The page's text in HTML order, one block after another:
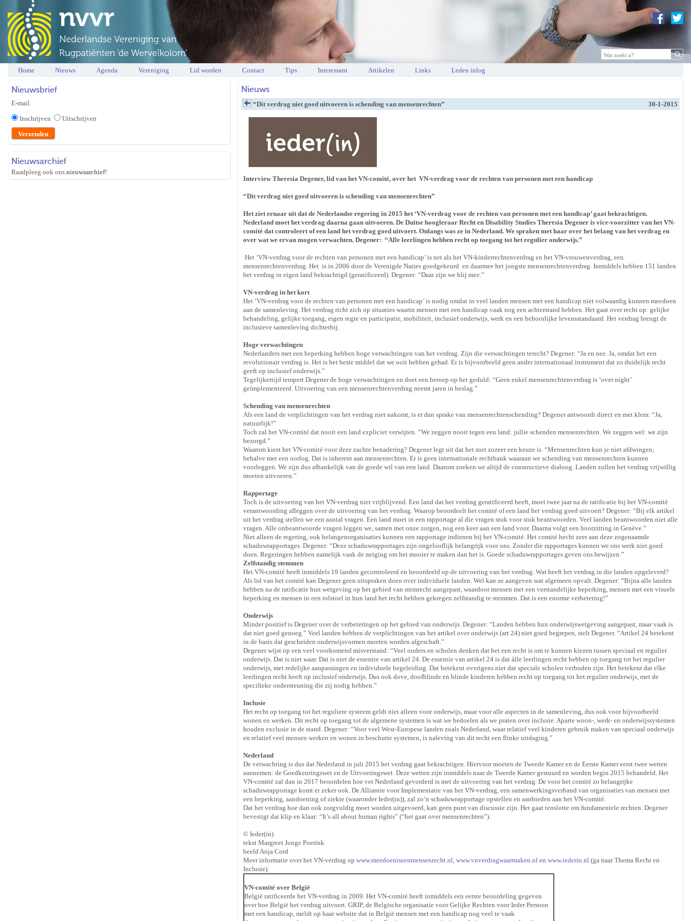
Home Nieuws Agenda Vereniging Lid worden Contact Tips Interessant Artikelen Links Leden inlog
Nieuws
“Dit verdrag niet goed uitvoeren is schending van mensenrechten” 30-1-2015
Interview Theresia Degener, lid van het VN-comité, over het VN-verdrag voor de rechten van personen met een handicap
“Dit verdrag niet goed uitvoeren is schending van mensenrechten”
Het ziet ernaar uit dat de Nederlandse regering in 2015 het ‘VN-verdrag voor de rechten van personen met een handicap’ gaat bekrachtigen.
Nederland moet het verdrag daarna gaan uitvoeren. De Duitse hoogleraar Recht en Disability Studies Theresia Degener is vice-voorzitter van het VN-
comité dat controleert of een land het verdrag goed uitvoert. Onlangs was ze in Nederland. We spraken met haar over het belang van het verdrag en
over wat we ervan mogen verwachten. Degener: “Alle leerlingen hebben recht op toegang tot het regulier onderwijs.”
Het ‘VN-verdrag voor de rechten van personen met een handicap’ is net als het VN-kinderrechtenverdrag en het VN-vrouwenverdrag, een
mensenrechtenverdrag. Het is in 2006 door de Verenigde Naties goedgekeurd en daarmee het jongste mensenrechtenverdrag. Inmiddels hebben 151 landen
het verdrag in eigen land bekrachtigd (geratificeerd). Degener: “Daar zijn we blij mee.”
VN-verdrag in het kort
Het ‘VN-verdrag voor de rechten van personen met een handicap’ is nodig omdat in veel landen mensen met een handicap niet volwaardig kunnen meedoen
aan de samenleving. Het verdrag richt zich op situaties waarin mensen met een handicap vaak nog een achterstand hebben. Het gaat over recht op: gelijke
behandeling, gelijke toegang, eigen regie en participatie, mobiliteit, inclusief onderwijs, werk en een behoorlijke levensstandaard. Het verdrag brengt de
inclusieve samenleving dichterbij.
Hoge verwachtingen
Nederlanders met een beperking hebben hoge verwachtingen van het verdrag. Zijn die verwachtingen terecht? Degener: “Ja en nee. Ja, omdat het een
revolutionair verdrag is. Het is het beste middel dat we ooit hebben gehad. Er is bijvoorbeeld geen ander internationaal instrument dat zo duidelijk recht
geeft op inclusief onderwijs.”
Tegelijkertijd tempert Degener de hoge verwachtingen en doet een beroep op het geduld: “Geen enkel mensenrechtenverdrag is ‘over night’
geïmplementeerd. Uitvoering van een mensenrechtenverdrag neemt jaren in beslag.”
Schending van mensenrechten
Als een land de verplichtingen van het verdrag niet nakomt, is er dan sprake van mensenrechtenschending? Degener antwoordt direct en met klem: “Ja,
natuurlijk!”
Toch zal het VN-comité dat nooit een land expliciet verwijten. “We zeggen nooit tegen een land: jullie schenden mensenrechten. We zeggen wel: we zijn
bezorgd.”
Waarom kiest het VN-comité voor deze zachte benadering? Degener legt uit dat het niet zozeer een keuze is. “Mensenrechten kun je niet afdwingen;
behalve met een oorlog. Dat is inherent aan mensenrechten. Er is geen internationale rechtbank waaraan we schending van mensenrechten kunnen
voorleggen. We zijn dus afhankelijk van de goede wil van een land. Daarom zoeken we altijd de constructieve dialoog. Landen zullen het verdrag vrijwillig
moeten uitvoeren.”
Rapportage
Toch is de uitvoering van het VN-verdrag niet vrijblijvend. Een land dat het verdrag geratificeerd heeft, moet twee jaar na de ratificatie bij het VN-comité
verantwoording afleggen over de uitvoering van het verdrag. Waarop beoordeelt het comité of een land het verdrag goed uitvoert? Degener: “Bij elk artikel
uit het verdrag stellen we een aantal vragen. Een land moet in een rapportage al die vragen stuk voor stuk beantwoorden. Veel landen beantwoorden niet alle
vragen. Alle onbeantwoorde vragen leggen we, samen met onze zorgen, nog een keer aan een land voor. Daarna volgt een hoorzitting in Genève.”
Niet alleen de regering, ook belangenorganisaties kunnen een rapportage indienen bij het VN-comité. Het comité hecht zeer aan deze zogenaamde
schaduwrapportages. Degener: “Deze schaduwrapportages zijn ongelooflijk belangrijk voor ons. Zonder die rapportages kunnen we ons werk niet goed
doen. Regeringen hebben namelijk vaak de neiging om het mooier te maken dan het is. Goede schaduwrapportages geven ons bewijzen.”
Zelfstandig stemmen
Het VN-comité heeft inmiddels 19 landen gecontroleerd en beoordeeld op de uitvoering van het verdrag. Wat heeft het verdrag in die landen opgeleverd?
Als lid van het comité kan Degener geen uitspraken doen over individuele landen. Wel kan ze aangeven wat algemeen opvalt. Degener: “Bijna alle landen
hebben na de ratificatie hun wetgeving op het gebied van stemrecht aangepast, waardoor mensen met een verstandelijke beperking, mensen met een visuele
beperking en mensen in een rolstoel in hun land het recht hebben gekregen zelfstandig te stemmen. Dat is een enorme verbetering!”
Onderwijs
Minder positief is Degener over de verbeteringen op het gebied van onderwijs. Degener: “Landen hebben hun onderwijswetgeving aangepast, maar vaak is
dat niet goed genoeg.” Veel landen hebben de verplichtingen van het artikel over onderwijs (art 24) niet goed begrepen, stelt Degener. “Artikel 24 betekent
in de basis dat gescheiden onderwijsvormen moeten worden afgeschaft.”
Degener wijst op een veel voorkomend misverstand: “Veel ouders en scholen denken dat het een recht is om te kunnen kiezen tussen speciaal en regulier
onderwijs. Dat is niet waar. Dat is niet de essentie van artikel 24. De essentie van artikel 24 is dat àlle leerlingen recht hebben op toegang tot het regulier
onderwijs, met redelijke aanpassingen en individuele begeleiding. Dat betekent overigens niet dat speciale scholen verboden zijn. Het betekent dat elke
leerlingen recht heeft op inclusief onderwijs. Dus ook dove, doofblinde en blinde kinderen hebben recht op toegang tot het regulier onderwijs, met de
specifieke ondersteuning die zij nodig hebben.”
Inclusie
Het recht op toegang tot het reguliere systeem geldt niet alleen voor onderwijs, maar voor alle aspecten in de samenleving, dus ook voor bijvoorbeeld
wonen en werken. Dit recht op toegang tot de algemene systemen is wat we bedoelen als we praten over inclusie. Aparte woon-, werk- en onderwijssystemen
houden exclusie in de stand. Degener: “Voor veel West-Europese landen zoals Nederland, waar relatief veel kinderen gebruik maken van speciaal onderwijs
en relatief veel mensen werken en wonen in beschutte systemen, is naleving van dit recht een flinke uitdaging.”
Nederland
De verwachting is dus dat Nederland in juli 2015 het verdrag gaat bekrachtigen. Hiervoor moeten de Tweede Kamer en de Eerste Kamer eerst twee wetten
aannemen: de Goedkeuringswet en de Uitvoeringswet. Deze wetten zijn inmiddels naar de Tweede Kamer gestuurd en worden begin 2015 behandeld. Het
VN-comité zal dan in 2017 beoordelen hoe ver Nederland gevorderd is met de uitvoering van het verdrag. De voor het comité zo belangrijke
schaduwrapportage komt er zeker ook. De Alliantie voor Implementatie van het VN-verdrag, een samenwerkingsverband van organisaties van mensen met
een beperking, aandoening of ziekte (waaronder Ieder(in)), zal zo’n schaduwrapportage opstellen en aanbieden aan het VN-comité.
Dat het verdrag hoe dan ook zorgvuldig moet worden uitgevoerd, kan geen punt van discussie zijn. Het gaat tenslotte om fundamentele rechten. Degener
bevestigt dat klip en klaar: “It’s all about human rights” (“het gaat over mensenrechten”).
© Ieder(in)
tekst Margreet Jonge Poerink
beeld Anja Cord
Meer informatie over het VN-verdrag op www.meedoeniseenmensenrecht.nl, www.vnverdragwaarmaken.nl en www.iederin.nl (ga naar Thema Recht en
Inclusie).
VN-comité over België
België ratificeerde het VN-verdrag in 2009. Het VN-comité heeft inmiddels een eerste beoordeling gegeven
over hoe België het verdrag uitvoert. GRIP, de Belgische organisatie voor Gelijke Rechten voor Ieder Persoon
met een handicap, meldt op haar website dat in België mensen met een handicap nog veel te vaak
Nieuwsbrief
E-mail
Inschrijven
Uitschrijven
Nieuwsarchief
Raadpleeg ook ons nieuwsarchief!